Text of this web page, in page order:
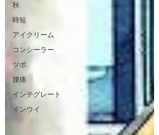
秋
時短
アイクリーム
コンシーラー
ツボ
腰痛
インテグレート
インウイ